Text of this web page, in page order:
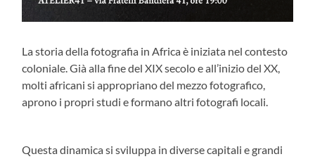
La storia della fotografia in Africa è iniziata nel contesto
coloniale. Già alla fine del XIX secolo e all’inizio del XX,
molti africani si appropriano del mezzo fotografico,
aprono i propri studi e formano altri fotografi locali.
Questa dinamica si sviluppa in diverse capitali e grandi